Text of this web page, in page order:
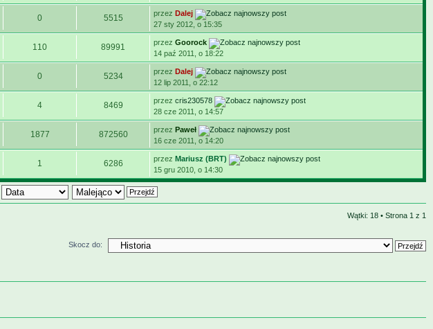
0 5515 przezDalej
27 sty 2012, o 15:35
110 89991 przezGoorock
14 paź 2011, o 18:22
0 5234 przezDalej
12 lip 2011, o 22:12
4 8469 przezcris230578
28 cze 2011, o 14:57
1877 872560 przezPaweł
16 cze 2011, o 14:20
1 6286 przezMariusz (BRT)
15 gru 2010, o 14:30
Wątki: 18 • Strona 1 z 1
Skocz do: